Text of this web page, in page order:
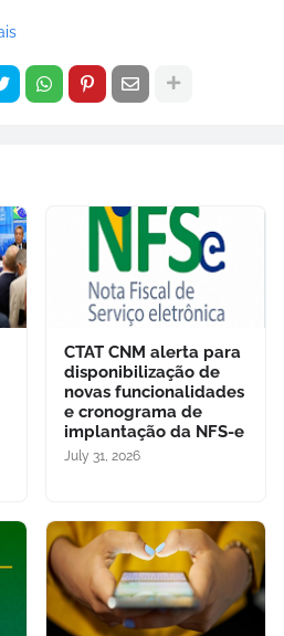
CTAT CNM alerta para
disponibilização de
novas funcionalidades
e cronograma de
implantação da NFS-e
July 31, 2026